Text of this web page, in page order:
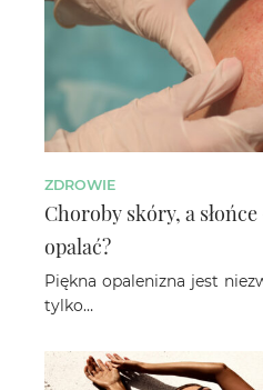
ZDROWIE
Choroby skóry, a
opalać?
Piękna opalenizna jest
tylko…